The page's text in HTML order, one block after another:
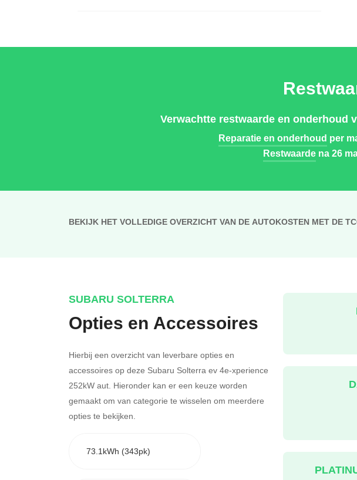
Verwachtte restwaarde en onderhoud
Reparatie en onderhoud per
Restwaardena 26
BEKIJK HET VOLLEDIGE OVERZICHT VAN DE AUTOKOSTEN MET DE
SUBARU SOLTERRA
Opties en Accessoires
Hierbij een overzicht van leverbare opties en
accessoires op deze Subaru Solterra ev 4e-xperience
252kW aut. Hieronder kan er een keuze worden
gemaakt om van categorie te wisselen om meerdere
opties te bekijken.
73.1kWh (343pk)